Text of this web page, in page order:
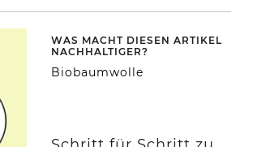
WAS MACHT DIESEN ARTIKEL
NACHHALTIGER?
Biobaumwolle